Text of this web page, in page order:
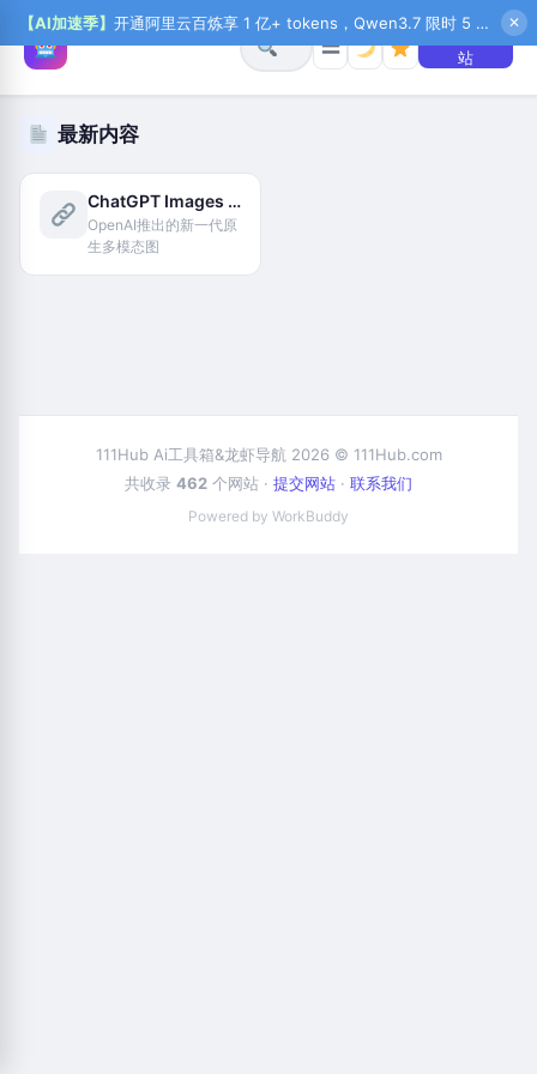
【AI加速季】 开通阿里云百炼享 1 亿+ tokens，Qwen3.7 限时 5 折起，秒悟新注送 1 万积分，加入 OPC 赢百万助力金，QoderWork CN 首月 0 元 ✕
☰
+ 提交网
站
最新内容
ChatGPT Images 2.0
OpenAI推出的新一代原
生多模态图
111Hub Ai工具箱&龙虾导航 2026 © 111Hub.com
共收录 462 个网站 · 提交网站 · 联系我们
Powered by WorkBuddy